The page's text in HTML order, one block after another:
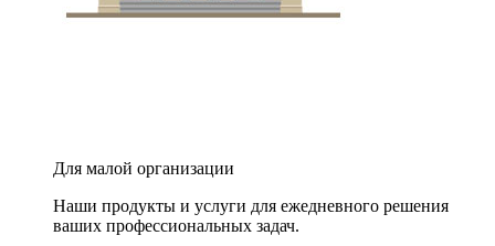
Для малой организации
Наши продукты и услуги для ежедневного решения
ваших профессиональных задач.